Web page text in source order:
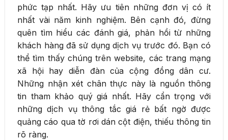
phức tạp nhất. Hãy ưu tiên những đơn vị có ít
nhất vài năm kinh nghiệm. Bên cạnh đó, đừng
quên tìm hiểu các đánh giá, phản hồi từ những
khách hàng đã sử dụng dịch vụ trước đó. Bạn có
thể tìm thấy chúng trên website, các trang mạng
xã hội hay diễn đàn của cộng đồng dân cư.
Những nhận xét chân thực này là nguồn thông
tin tham khảo quý giá nhất. Hãy cẩn trọng với
những dịch vụ thông tắc giá rẻ bất ngờ được
quảng cáo qua tờ rơi dán cột điện, thiếu thông tin
rõ ràng.